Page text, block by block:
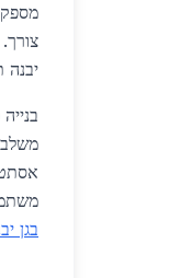
צורך.
יבנה
בגן